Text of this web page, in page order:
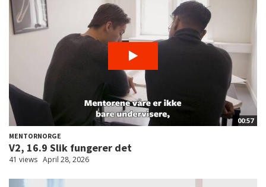
00:57
MENTORNORGE
V2, 16.9 Slik fungerer det
41 views April 28, 2026